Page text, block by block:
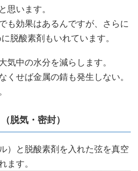
思います。
も効果はあるんですが、さらに
脱酸素剤もいれています。
気中の水分を減らします。
くせば金属の錆も発生しない。
脱気・密封）
）と脱酸素剤を入れた弦を真空
ます。